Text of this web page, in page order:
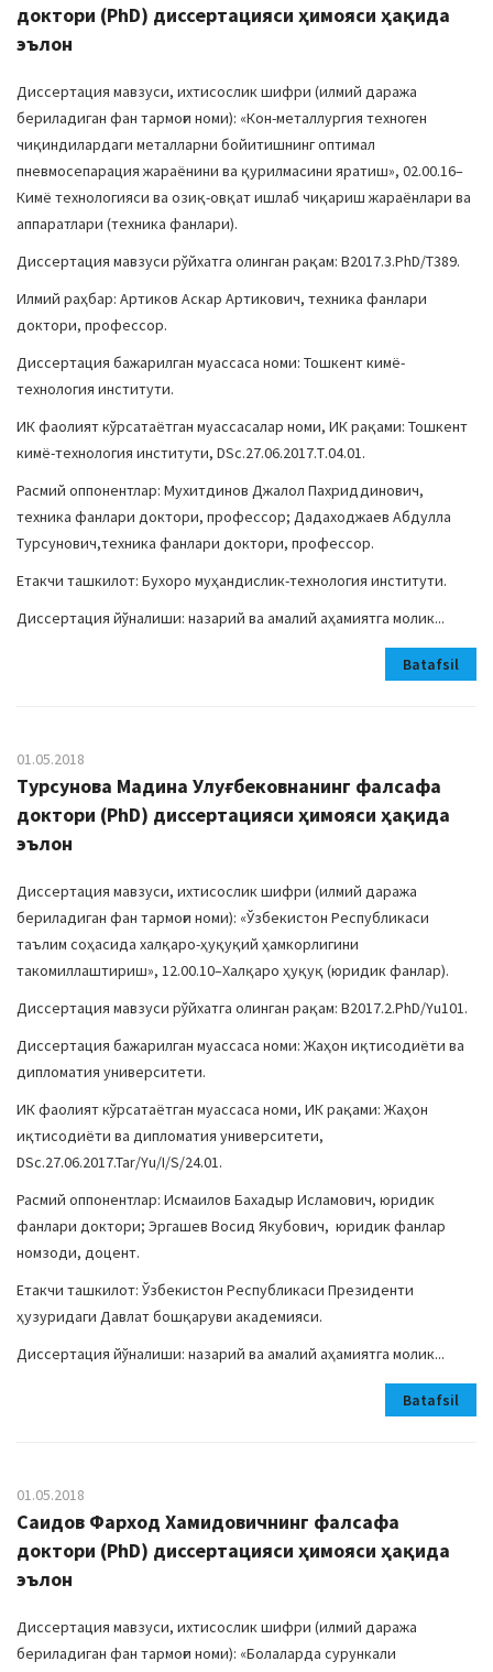
доктори (PhD) диссертацияси ҳимояси ҳақида
эълон
Диссертация мавзуси, ихтисослик шифри (илмий даража
бериладиган фан тармоғи номи): «Кон-металлургия техноген
чиқиндилардаги металларни бойитишнинг оптимал
пневмосепарация жараёнини ва қурилмасини яратиш», 02.00.16–
Кимё технологияси ва озиқ-овқат ишлаб чиқариш жараёнлари ва
аппаратлари (техника фанлари).
Диссертация мавзуси рўйхатга олинган рақам: В2017.3.PhD/Т389.
Илмий раҳбар: Артиков Аскар Артикович, техника фанлари
доктори, профессор.
Диссертация бажарилган муассаса номи: Тошкент кимё-
технология институти.
ИК фаолият кўрсатаётган муассасалар номи, ИК рақами: Тошкент
кимё-технология институти, DSc.27.06.2017.Т.04.01.
Расмий оппонентлар: Мухитдинов Джалол Пахриддинович,
техника фанлари доктори, профессор; Дадаходжаев Абдулла
Турсунович,техника фанлари доктори, профессор.
Етакчи ташкилот: Бухоро муҳандислик-технология институти.
Диссертация йўналиши: назарий ва амалий аҳамиятга молик...
Batafsil
01.05.2018
Турсунова Мадина Улуғбековнанинг фалсафа
доктори (PhD) диссертацияси ҳимояси ҳақида
эълон
Диссертация мавзуси, ихтисослик шифри (илмий даража
бериладиган фан тармоғи номи): «Ўзбекистон Республикаси
таълим соҳасида халқаро-ҳуқуқий ҳамкорлигини
такомиллаштириш», 12.00.10–Халқаро ҳуқуқ (юридик фанлар).
Диссертация мавзуси рўйхатга олинган рақам: В2017.2.PhD/Yu101.
Диссертация бажарилган муассаса номи: Жаҳон иқтисодиёти ва
дипломатия университети.
ИК фаолият кўрсатаётган муассаса номи, ИК рақами: Жаҳон
иқтисодиёти ва дипломатия университети,
DSc.27.06.2017.Tar/Yu/I/S/24.01.
Расмий оппонентлар: Исмаилов Бахадыр Исламович, юридик
фанлари доктори; Эргашев Восид Якубович, юридик фанлар
номзоди, доцент.
Етакчи ташкилот: Ўзбекистон Республикаси Президенти
ҳузуридаги Давлат бошқаруви академияси.
Диссертация йўналиши: назарий ва амалий аҳамиятга молик...
Batafsil
01.05.2018
Саидов Фарход Хамидовичнинг фалсафа
доктори (PhD) диссертацияси ҳимояси ҳақида
эълон
Диссертация мавзуси, ихтисослик шифри (илмий даража
бериладиган фан тармоғи номи): «Болаларда сурункали